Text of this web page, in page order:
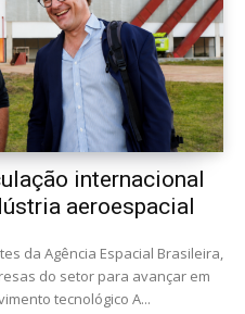
internacional
aeroespacial
da Agência Espacial Brasileira,
do setor para avançar em
projetos de inovação e desenvolvimento tecnológico A...